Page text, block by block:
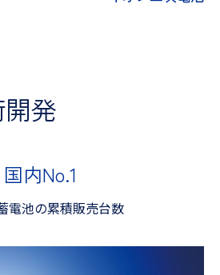
発
国内No.1
電池の累積販売台数